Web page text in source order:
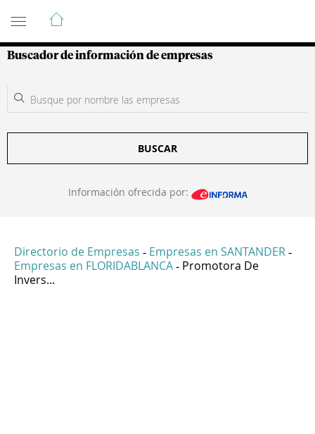
Guía de Empresas Colombianas
Buscador de información de empresas
BUSCAR
Información ofrecida por:
Directorio de Empresas - Empresas en SANTANDER -
Empresas en FLORIDABLANCA - Promotora De
Invers...